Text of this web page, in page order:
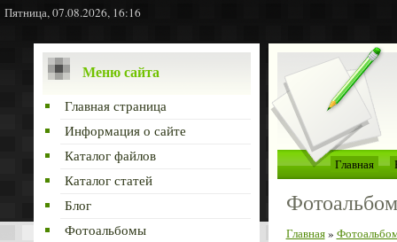
Пятница, 07.08.2026, 16:16
Меню сайта
Главная страница
Информация о сайте
Каталог файлов
Каталог статей
Блог
Фотоальбомы
Главная
Главная»